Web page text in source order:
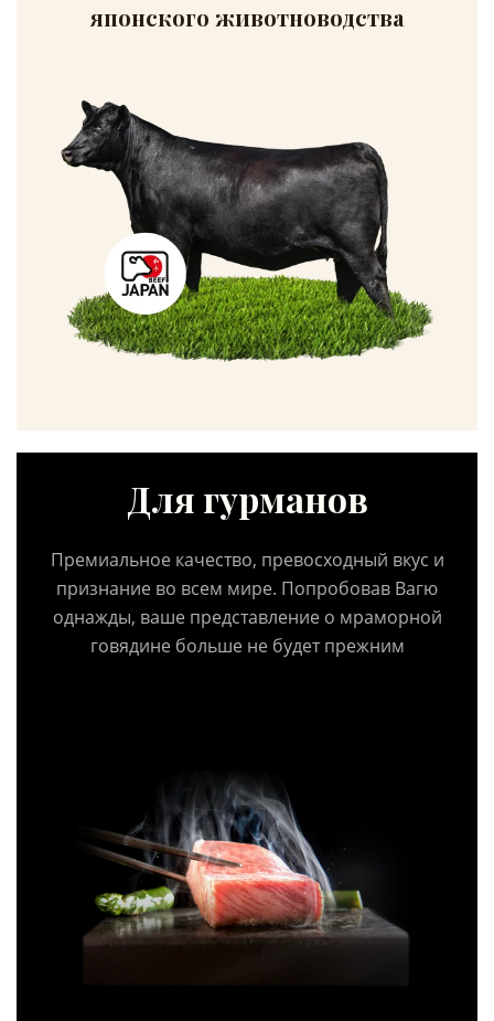
японского животноводства
Для гурманов
Премиальное качество, превосходный вкус и
признание во всем мире. Попробовав Вагю
однажды, ваше представление о мраморной
говядине больше не будет прежним